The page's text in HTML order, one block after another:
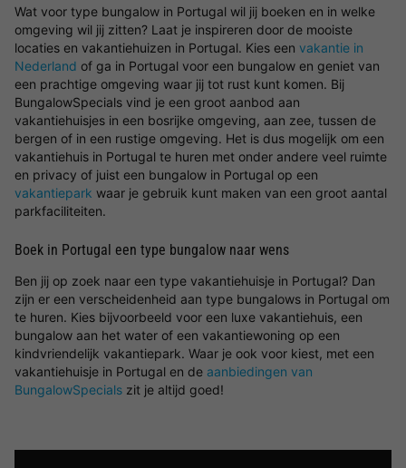
Wat voor type bungalow in Portugal wil jij boeken en in welke
omgeving wil jij zitten? Laat je inspireren door de mooiste
locaties en vakantiehuizen in Portugal. Kies een vakantie in
Nederland of ga in Portugal voor een bungalow en geniet van
een prachtige omgeving waar jij tot rust kunt komen. Bij
BungalowSpecials vind je een groot aanbod aan
vakantiehuisjes in een bosrijke omgeving, aan zee, tussen de
bergen of in een rustige omgeving. Het is dus mogelijk om een
vakantiehuis in Portugal te huren met onder andere veel ruimte
en privacy of juist een bungalow in Portugal op een
vakantiepark waar je gebruik kunt maken van een groot aantal
parkfaciliteiten.
Boek in Portugal een type bungalow naar wens
Ben jij op zoek naar een type vakantiehuisje in Portugal? Dan
zijn er een verscheidenheid aan type bungalows in Portugal om
te huren. Kies bijvoorbeeld voor een luxe vakantiehuis, een
bungalow aan het water of een vakantiewoning op een
kindvriendelijk vakantiepark. Waar je ook voor kiest, met een
vakantiehuisje in Portugal en de aanbiedingen van
BungalowSpecials zit je altijd goed!